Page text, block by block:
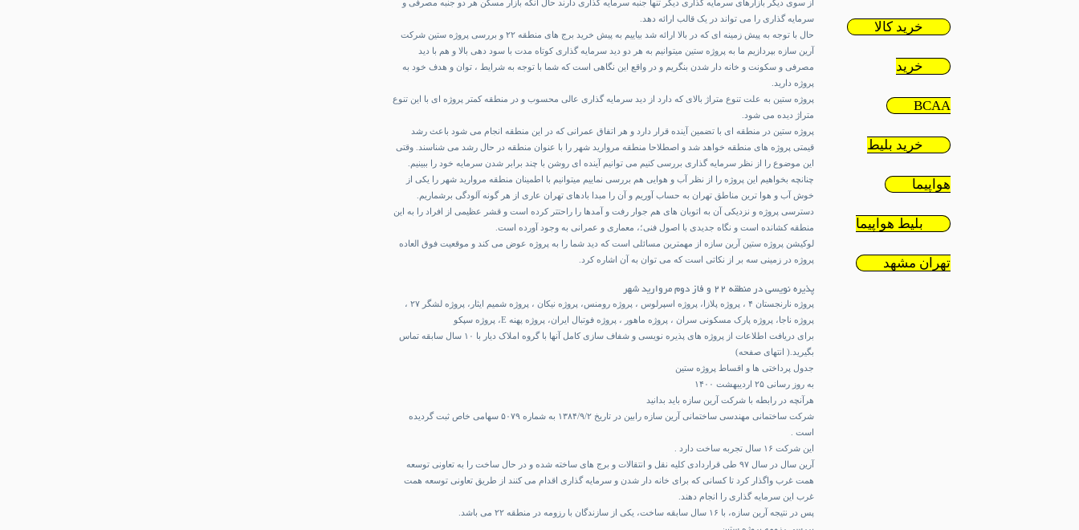
از سوی دیگر بازارهای سرمایه گذاری دیگر تنها جنبه سرمایه گذاری دارند حال آنکه بازار مسکن هر دو جنبه مصرفی و
سرمایه گذاری را می تواند در یک قالب ارائه دهد.
حال با توجه به پیش زمینه ای که در بالا ارائه شد بیاییم به پیش خرید برج های منطقه ۲۲ و بررسی پروژه ستین شرکت
آرین سازه بپردازیم ما به پروژه ستین میتوانیم به هر دو دید سرمایه گذاری کوتاه مدت با سود دهی بالا و هم با دید
مصرفی و سکونت و خانه دار شدن بنگریم و در واقع این نگاهی است که شما با توجه به شرایط ، توان و هدف خود به
پروژه دارید.
پروژه ستین به علت تنوع متراژ بالای که دارد از دید سرمایه گذاری عالی محسوب و در منطقه کمتر پروژه ای با این تنوع
متراژ دیده می شود.
پروژه ستین در منطقه ای با تضمین آینده قرار دارد و هر اتفاق عمرانی که در این منطقه انجام می شود باعث رشد
قیمتی پروژه های منطقه خواهد شد و اصطلاحا منطقه مروارید شهر را با عنوان منطقه در حال رشد می شناسند. وقتی
این موضوع را از نظر سرمایه گذاری بررسی کنیم می توانیم آینده ای روشن با چند برابر شدن سرمایه خود را ببینیم.
چنانچه بخواهیم این پروژه را از نظر آب و هوایی هم بررسی نماییم میتوانیم با اطمینان منطقه مروارید شهر را یکی از
خوش آب و هوا ترین مناطق تهران به حساب آوریم و آن را مبدا بادهای تهران عاری از هر گونه آلودگی برشماریم.
دسترسی پروژه و نزدیکی آن به اتوبان های هم جوار رفت و آمدها را راحتتر کرده است و قشر عظیمی از افراد را به این
منطقه کشانده است و نگاه جدیدی با اصول فنی؛، معماری و عمرانی به وجود آورده است.
لوکیشن پروژه ستین آرین سازه از مهمترین مسائلی است که دید شما را به پروژه عوض می کند و موقعیت فوق العاده
پروژه در زمینی سه بر از نکاتی است که می توان به آن اشاره کرد.
پذیره نویسی در منطقه ۲۲ و فاز دوم مروارید شهر
پروژه نارنجستان ۴ ، پروژه پلازا، پروژه اسپرلوس ، پروژه رومنس، پروژه نیکان ، پروژه شمیم ایثار، پروژه لشگر ۲۷ ،
پروژه ناجا، پروژه پارک مسکونی سران ، پروژه ماهور ، پروژه فوتبال ایران، پروژه پهنه E، پروژه سپکو
برای دریافت اطلاعات از پروژه های پذیره نویسی و شفاف سازی کامل آنها با گروه املاک دیار با ۱۰ سال سابقه تماس
بگیرید.( انتهای صفحه)
جدول پرداختی ها و اقساط پروژه ستین
به روز رسانی ۲۵ اردیبهشت ۱۴۰۰
هرآنچه در رابطه با شرکت آرین سازه باید بدانید
شرکت ساختمانی مهندسی ساختمانی آرین سازه رابین در تاریخ ۱۳۸۴/۹/۲ به شماره ۵۰۷۹ سهامی خاص ثبت گردیده
است .
این شرکت ۱۶ سال تجربه ساخت دارد .
آرین سال در سال ۹۷ طی قراردادی کلیه نقل و انتقالات و برج های ساخته شده و در حال ساخت را به تعاونی توسعه
همت غرب واگذار کرد تا کسانی که برای خانه دار شدن و سرمایه گذاری اقدام می کنند از طریق تعاونی توسعه همت
غرب این سرمایه گذاری را انجام دهند.
پس در نتیجه آرین سازه، با ۱۶ سال سابقه ساخت، یکی از سازندگان با رزومه در منطقه ۲۲ می باشد.
خرید کالا
خرید
BCAA
خرید بلیط
هواپیما
بلیط هواپیما
تهران مشهد